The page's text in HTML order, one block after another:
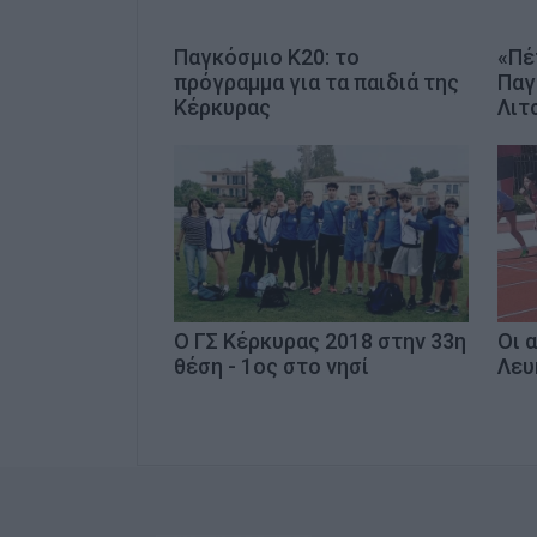
Παγκόσμιο Κ20: το
πρόγραμμα για τα παιδιά της
Κέρκυρας
Ο ΓΣ Κέρκυρας 2018 στην 33η
θέση - 1ος στο νησί
Οι